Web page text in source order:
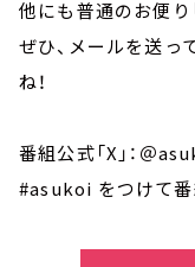
他にも普通のお便り
ぜひ、メールを送っ
ね！
番組公式「X」：＠
#asukoi をつけて番